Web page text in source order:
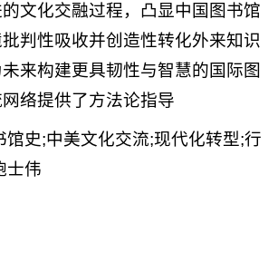
文化交融过程，凸显中国图书馆
判性吸收并创造性转化外来知识
来构建更具韧性与智慧的国际图
络提供了方法论指导
馆史;中美文化交流;现代化转型;行
士伟